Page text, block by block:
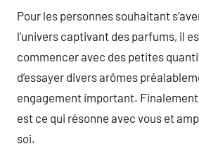
Pour les personnes souhaitant
l’univers captivant des parfums, il
commencer avec des petites
d’essayer divers arômes
engagement important.
est ce qui résonne avec vous et
soi.